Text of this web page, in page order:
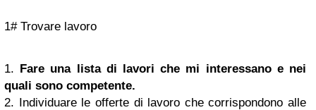
1# Trovare lavoro
1. Fare una lista di lavori che mi interessano e nei
quali sono competente.
2. Individuare le offerte di lavoro che corrispondono alle